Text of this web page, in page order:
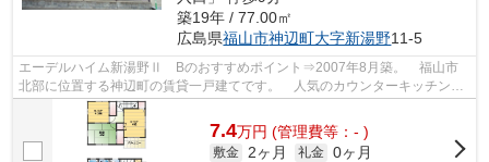
築19年 / 77.00㎡
広島県福山市神辺町大字新湯野11-5
エーデルハイム新湯野Ⅱ Bのおすすめポイント⇒2007年8月築。 福山市
北部に位置する神辺町の賃貸一戸建てです。 人気のカウンターキッチン仕
様。 小学校区は湯野小学校です！ 徒歩...
7.4万円 (管理費等：- )
敷金 2ヶ月 礼金 0ヶ月